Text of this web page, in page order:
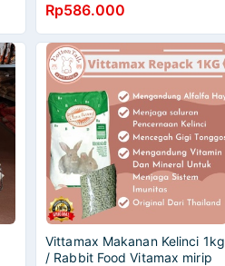
Rp586.000
Vittamax Makanan Kelinci 1kg
/ Rabbit Food Vitamax mirip